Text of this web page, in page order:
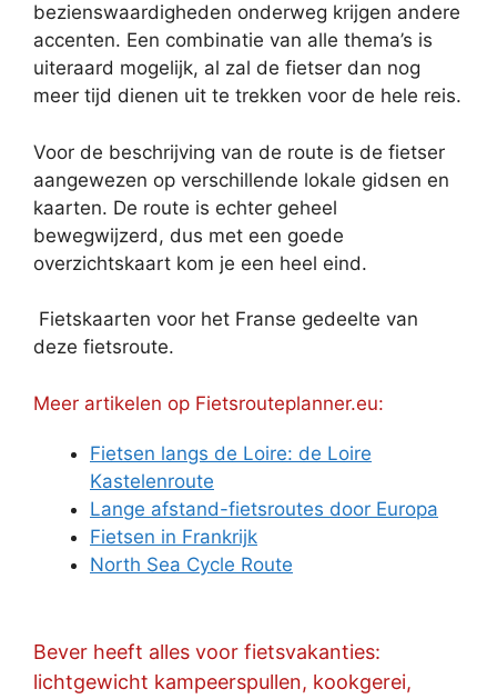
bezienswaardigheden onderweg krijgen andere
accenten. Een combinatie van alle thema’s is
uiteraard mogelijk, al zal de fietser dan nog
meer tijd dienen uit te trekken voor de hele reis.
Voor de beschrijving van de route is de fietser
aangewezen op verschillende lokale gidsen en
kaarten. De route is echter geheel
bewegwijzerd, dus met een goede
overzichtskaart kom je een heel eind.
Fietskaarten voor het Franse gedeelte van
deze fietsroute.
Meer artikelen op Fietsrouteplanner.eu:
Fietsen langs de Loire: de Loire
Kastelenroute
Lange afstand-fietsroutes door Europa
Fietsen in Frankrijk
North Sea Cycle Route
Bever heeft alles voor fietsvakanties:
lichtgewicht kampeerspullen, kookgerei,